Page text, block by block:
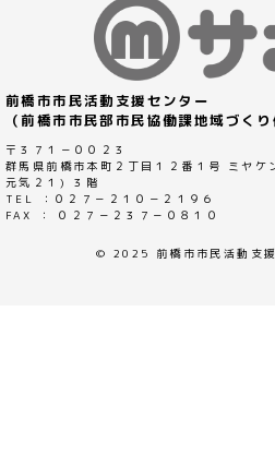
前橋市市民活動支援センター
（前橋市市民部市民協働課地域づくり
〒３７１－００２３
群馬県前橋市本町２丁目１２番１号 ミヤケ
元気２１) ３階
TEL ：０２７－２１０－２１９６
FAX ： ０２７－２３７－０８１０
© 2025 前橋市市民活動支援